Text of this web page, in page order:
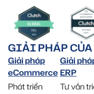
GIẢI PHÁP
Giải pháp
eCommerce
Phát triển
Giải
ERP
Tư vấn